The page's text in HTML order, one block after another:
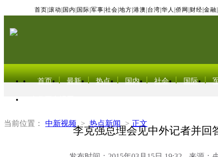
首页 滚动 国内 国际 军事 社会 地方 港澳 台湾 华人 侨网 财经 金融
首页 最新 热点 国内 社会 国际
当前位置： 中新视频 > 热点新闻 > 正文
李克强总理会见中外记者并回